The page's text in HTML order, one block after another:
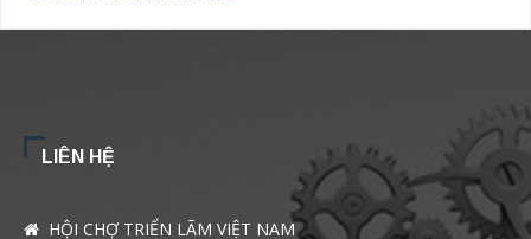
LIÊN HỆ
HỘI CHỢ TRIỂN LÃM VIỆT NAM